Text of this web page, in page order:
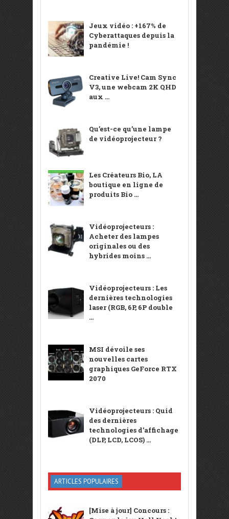
Jeux vidéo : +167% de
Cyberattaques depuis la
pandémie !
Creative Live! Cam Sync
V3, une webcam 2K QHD
aux ...
Qu’est-ce qu’une lampe
de vidéoprojecteur ?
Les Créateurs Bio, LA
boutique en ligne de
produits Bio ...
Vidéoprojecteurs :
Acheter des lampes
originales ou des
hybrides moins ...
Vidéoprojecteurs : Les
dernières technologies
laser (RGB, 6P, 6P double
...
MSI dévoile ses
nouvelles cartes
graphiques GeForce RTX
2070
Vidéoprojecteurs : Quid
des dernières
technologies d’affichage
(DLP, LCD, LCOS) ...
ARTICLES POPULAIRES
[Mise à jour] Concours :